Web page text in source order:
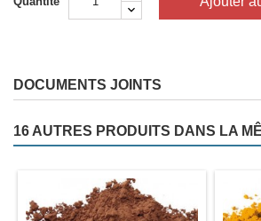
DOCUMENTS JOINTS
16 AUTRES PRODUITS DANS LA